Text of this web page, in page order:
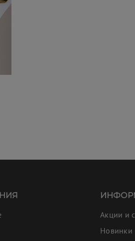
Акции и
Новинки